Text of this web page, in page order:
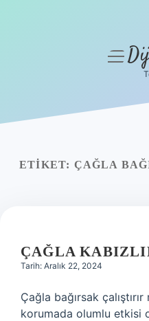
Yasal Uyarı
menüyü
ETIKET: ÇAĞLA
ÇAĞLA
Tarih: Aralık 22, 2024
Çağla bağırsak çalıştırır
korumada olumlu etkisi